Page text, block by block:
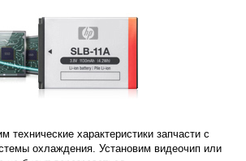
технические характеристики запчасти с
охлаждения. Установим видеочип или